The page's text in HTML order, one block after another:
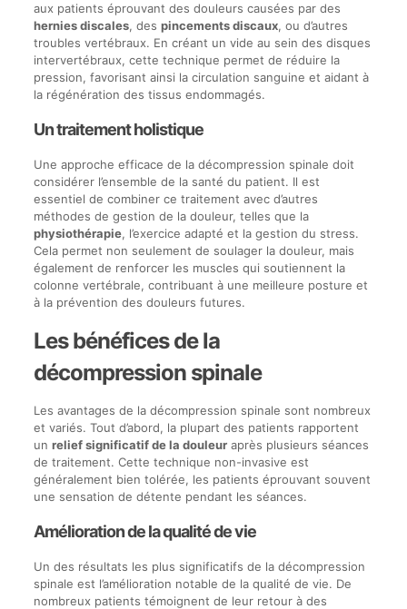
aux patients éprouvant des douleurs causées par des
hernies discales, des pincements discaux, ou d’autres
troubles vertébraux. En créant un vide au sein des disques
intervertébraux, cette technique permet de réduire la
pression, favorisant ainsi la circulation sanguine et aidant à
la régénération des tissus endommagés.
Un traitement holistique
Une approche efficace de la décompression spinale doit
considérer l’ensemble de la santé du patient. Il est
essentiel de combiner ce traitement avec d’autres
méthodes de gestion de la douleur, telles que la
physiothérapie, l’exercice adapté et la gestion du stress.
Cela permet non seulement de soulager la douleur, mais
également de renforcer les muscles qui soutiennent la
colonne vertébrale, contribuant à une meilleure posture et
à la prévention des douleurs futures.
Les bénéfices de la
décompression spinale
Les avantages de la décompression spinale sont nombreux
et variés. Tout d’abord, la plupart des patients rapportent
un relief significatif de la douleuraprès plusieurs séances
de traitement. Cette technique non-invasive est
généralement bien tolérée, les patients éprouvant souvent
une sensation de détente pendant les séances.
Amélioration de la qualité de vie
Un des résultats les plus significatifs de la décompression
spinale est l’amélioration notable de la qualité de vie. De
nombreux patients témoignent de leur retour à des